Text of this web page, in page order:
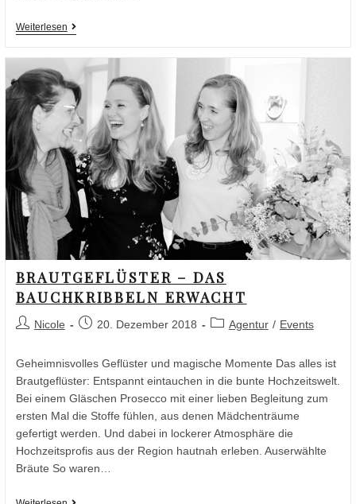
Weiterlesen
BRAUTGEFLÜSTER – DAS
BAUCHKRIBBELN ERWACHT
Nicole 20. Dezember 2018 Agentur / Events
Geheimnisvolles Geflüster und magische Momente Das alles ist
Brautgeflüster: Entspannt eintauchen in die bunte Hochzeitswelt.
Bei einem Gläschen Prosecco mit einer lieben Begleitung zum
ersten Mal die Stoffe fühlen, aus denen Mädchenträume
gefertigt werden. Und dabei in lockerer Atmosphäre die
Hochzeitsprofis aus der Region hautnah erleben. Auserwählte
Bräute So waren…